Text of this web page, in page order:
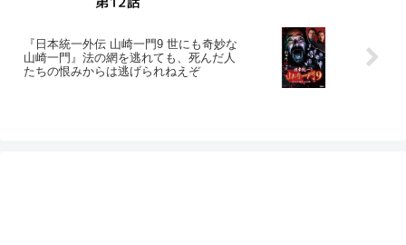
『日本統一外伝 山崎一門9 世にも奇妙な
山崎一門』法の網を逃れても、死んだ人
たちの恨みからは逃げられねえぞ